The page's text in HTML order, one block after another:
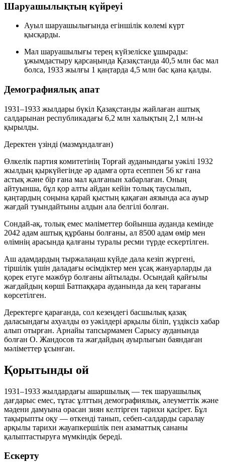
Шаруашылықтың күйреуі
Ауыл шаруашылығында егіншілік көлемі күрт
қысқарды.
Мал шаруашылығы терең күйзеліске ұшырады:
ұжымдастыру қарсаңында Қазақстанда 40,5 млн бас мал
болса, 1933 жылғы 1 қаңтарда 4,5 млн бас қана қалды.
Демографиялық апат
1931–1933 жылдары бүкіл Қазақстанды жайлаған аштық
салдарынан республикадағы 6,2 млн халықтың 2,1 млн-ы
қырылды.
Деректен үзінді (мазмұндалған)
Өлкелік партия комитетінің Торғай ауданындағы уәкілі 1932
жылдың қыркүйегінде әр адамға орта есеппен 56 кг ғана
астық және бір ғана мал қалғанын хабарлаған. Оның
айтуынша, бұл қор алты айдан кейін толық таусылып,
қаңтардың соңына қарай қыстың қақаған аязында аса ауыр
жағдай туындайтыны алдын ала белгілі болған.
Сондай-ақ, толық емес мәліметтер бойынша ауданда кемінде
2042 адам аштық құрбаны болғаны, ал 8500 адам өмір мен
өлімнің арасында қалғаны туралы ресми түрде ескертілген.
Аш адамдардың тыржалаңаш күйде дала кезіп жүргені,
тіршілік үшін даладағы өсімдіктер мен ұсақ жануарларды да
қорек етуге мәжбүр болғаны айтылады. Осындай қайғылы
жағдайдың көрші Батпаққара ауданында да кең тарағаны
көрсетілген.
Деректерге қарағанда, сол кезеңдегі басшылық қазақ
даласындағы ахуалды өз уәкілдері арқылы біліп, үздіксіз хабар
алып отырған. Арнайы тапсырмамен Сарысу ауданында
болған О. Жандосов та жағдайдың ауырлығын баяндаған
мәліметтер ұсынған.
Қорытынды ой
1931–1933 жылдардағы ашаршылық — тек шаруашылық
дағдарыс емес, тұтас ұлттың демографиялық, әлеуметтік және
мәдени дамуына орасан зиян келтірген тарихи қасірет. Бұл
тақырыпты оқу — өткенді танып, себеп-салдарды саралау
арқылы тарихи жауапкершілік пен азаматтық сананы
қалыптастыруға мүмкіндік береді.
Ескерту